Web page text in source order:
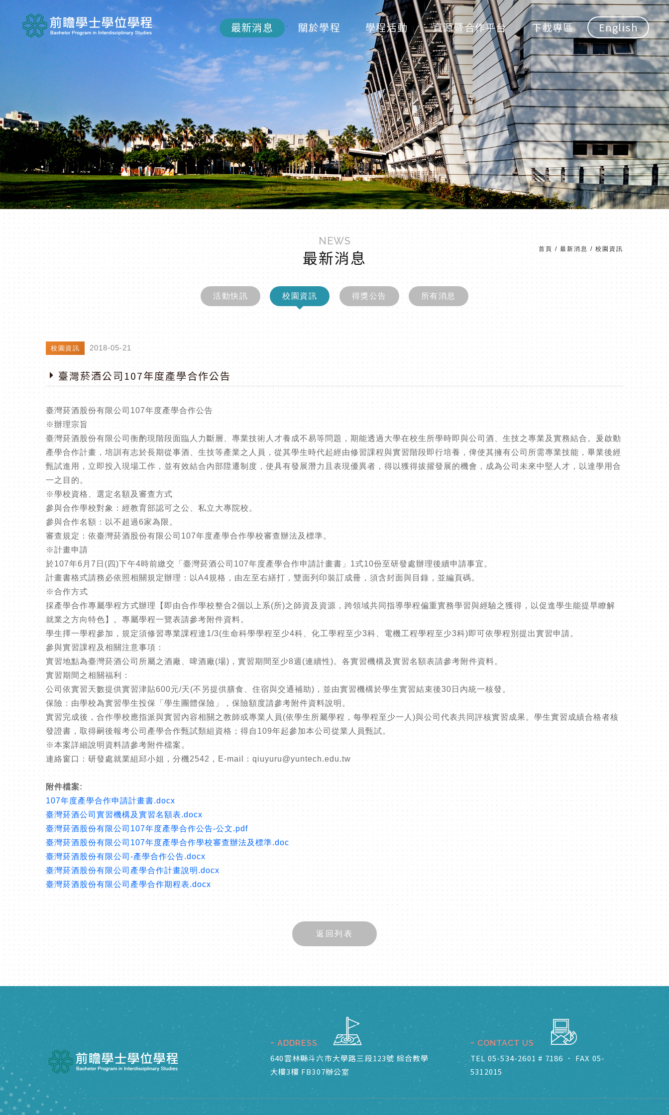
最新消息 關於學程 學程活動 資源暨合作平台 下載專區 English
NEWS
最新消息
活動快訊 校園資訊 得獎公告 所有消息
校園資訊 2018-05-21
臺灣菸酒公司107年度產學合作公告
臺灣菸酒股份有限公司107年度產學合作公告
※辦理宗旨
臺灣菸酒股份有限公司衡酌現階段面臨人力斷層、專業技術人才養成不易等問題，期能透過大學在校生所學時即與公司酒、生技之專業及實務結合。爰啟動
產學合作計畫，培訓有志於長期從事酒、生技等產業之人員，從其學生時代起經由修習課程與實習階段即行培養，俾使其擁有公司所需專業技能，畢業後經
甄試進用，立即投入現場工作，並有效結合內部陞遷制度，使具有發展潛力且表現優異者，得以獲得拔擢發展的機會，成為公司未來中堅人才，以達學用合
一之目的。
※學校資格、選定名額及審查方式
參與合作學校對象：經教育部認可之公、私立大專院校。
參與合作名額：以不超過6家為限。
審查規定：依臺灣菸酒股份有限公司107年度產學合作學校審查辦法及標準。
※計畫申請
於107年6月7日(四)下午4時前繳交「臺灣菸酒公司107年度產學合作申請計畫書」1式10份至研發處辦理後續申請事宜。
計畫書格式請務必依照相關規定辦理：以A4規格，由左至右繕打，雙面列印裝訂成冊，須含封面與目錄，並編頁碼。
※合作方式
採產學合作專屬學程方式辦理【即由合作學校整合2個以上系(所)之師資及資源，跨領域共同指導學程偏重實務學習與經驗之獲得，以促進學生能提早瞭解
就業之方向特色】。專屬學程一覽表請參考附件資料。
學生擇一學程參加，規定須修習專業課程達1/3(生命科學學程至少4科、化工學程至少3科、電機工程學程至少3科)即可依學程別提出實習申請。
參與實習課程及相關注意事項：
實習地點為臺灣菸酒公司所屬之酒廠、啤酒廠(場)，實習期間至少8週(連續性)。各實習機構及實習名額表請參考附件資料。
實習期間之相關福利：
公司依實習天數提供實習津貼600元/天(不另提供膳食、住宿與交通補助)，並由實習機構於學生實習結束後30日內統一核發。
保險：由學校為實習學生投保「學生團體保險」，保險額度請參考附件資料說明。
實習完成後，合作學校應指派與實習內容相關之教師或專業人員(依學生所屬學程，每學程至少一人)與公司代表共同評核實習成果。學生實習成績合格者核
發證書，取得嗣後報考公司產學合作甄試類組資格；得自109年起參加本公司從業人員甄試。
※本案詳細說明資料請參考附件檔案。
連絡窗口：研發處就業組邱小姐，分機2542，E-mail：qiuyuru@yuntech.edu.tw
附件檔案:
107年度產學合作申請計畫書.docx
臺灣菸酒公司實習機構及實習名額表.docx
臺灣菸酒股份有限公司107年度產學合作公告-公文.pdf
臺灣菸酒股份有限公司107年度產學合作學校審查辦法及標準.doc
臺灣菸酒股份有限公司-產學合作公告.docx
臺灣菸酒股份有限公司產學合作計畫說明.docx
臺灣菸酒股份有限公司產學合作期程表.docx
返回列表
首頁 / 最新消息 / 校園資訊
ADDRESS
640雲林縣斗六市大學路三段123號 綜合教學
大樓3樓 FB307辦公室
CONTACT US
TEL 05-534-2601 # 7186 ． FAX 05-
5312015